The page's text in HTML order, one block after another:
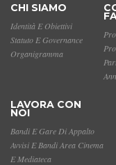
CHI SIAMO
Identità E Obiettivi
Statuto E Governance
Organigramma
LAVORA CON
NOI
Bandi E Gare Di Appalto
Avvisi E Bandi Area Cinema
E Mediateca